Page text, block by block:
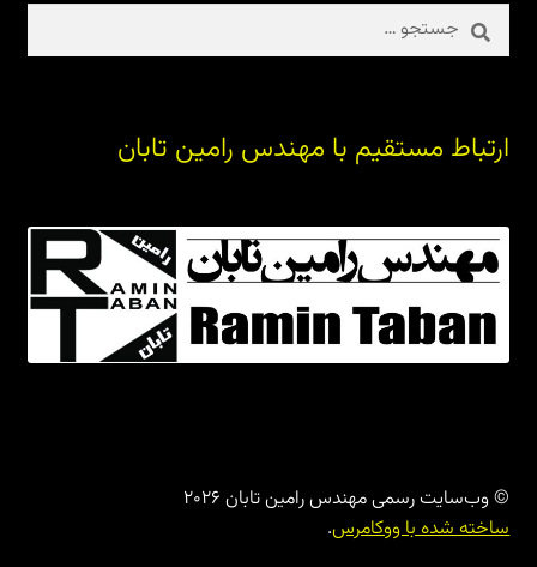
جستجو
برای:
ارتباط مستقیم با مهندس رامین تابان
© وب‌سایت رسمی مهندس رامین تابان 2026
ساخته شده با ووکامرس.